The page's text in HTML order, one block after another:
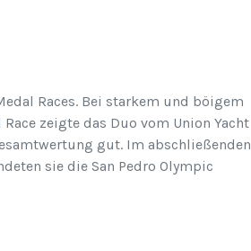
Races. Bei starkem und böigem
zeigte das Duo vom Union Yacht
gut. Im abschließenden
sie die San Pedro Olympic